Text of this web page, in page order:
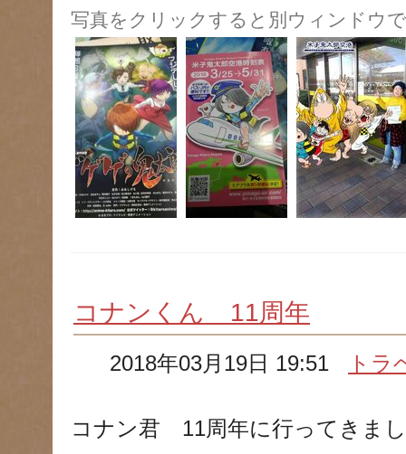
写真をクリックすると別ウィンドウ
コナンくん 11周年
2018年03月19日 19:51 トラ
コナン君 11周年に行ってきま